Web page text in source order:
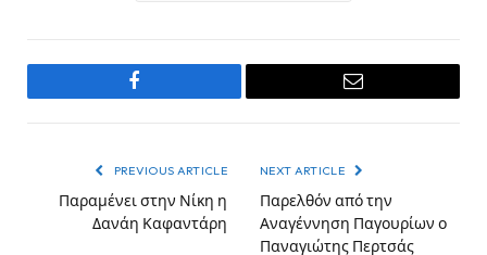
Facebook Email
PREVIOUS ARTICLE
Παραμένει στην Νίκη η
Δανάη Καφαντάρη
NEXT ARTICLE
Παρελθόν από την
Αναγέννηση Παγουρίων ο
Παναγιώτης Περτσάς